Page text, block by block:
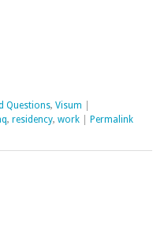
Questions, Visum
, residency, work Permalink